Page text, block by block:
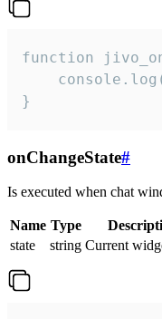
function
}
onChangeState#
Is executed when chat
Name Type
state
string Current